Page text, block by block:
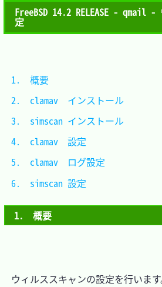
FreeBSD 14.2 RELEASE - qmail -
定
1.　概要
ウィルススキャンの設定を行います